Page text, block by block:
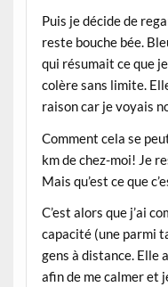
Puis je décide de
reste bouche bée.
qui résumait ce que
colère sans limite.
raison car je voyais
Comment cela se
km de chez-moi! Je
Mais qu’est ce que
C’est alors que j’ai
capacité (une parmi
gens à distance. Elle
afin de me calmer et